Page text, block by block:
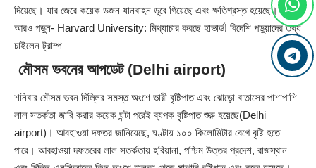
দিয়েছে। যার জেরে কয়েক ডজন যানবাহন ডুবে গিয়েছে এবং ক্ষতিগ্রস্ত হয়েছে।
আরও পড়ুন- Harvard University: মিথ্যাচার করছে হাভার্ড! বিদেশি পড়ুয়াদের তথ্য
চাইলেন ট্রাম্প
মৌসম ভবনের আপডেট (Delhi airport)
শনিবার মৌসম ভবন দিল্লির সমস্ত অংশে ভারী বৃষ্টিপাত এবং ঝোড়ো বাতাসের পাশাপাশি
লাল সতর্কতা জারি করার কয়েক ঘন্টা পরেই ব্যপক বৃষ্টিপাত শুরু হয়েছে(Delhi
airport)। আবহাওয়া দফতর জানিয়েছে, ঘণ্টায় ১০০ কিলোমিটার বেগে বৃষ্টি হতে
পারে। আবহাওয়া দফতরের লাল সতর্কতায় হরিয়ানা, পশ্চিম উত্তর প্রদেশ, রাজস্থান